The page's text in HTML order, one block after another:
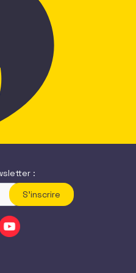
:
S'inscrire